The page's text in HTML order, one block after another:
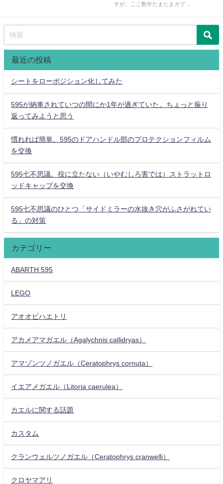
すが、ここ数年たまたまカブ...
最近の投稿
シートをローポジション化してみた
595が納車されていつの間にか1年が過ぎていた。ちょっと振り
返ってみようと思う
慣れれば簡単。595のドアハンドル部のプロテクションフィルム
を交換
595七不思議。役に立たない（いやむしろ害では）ストラットロ
ッドキャップを交換
595七不思議のひとつ「サイドミラーの水抜き穴がふさがれてい
る」の対策
カテゴリー
ABARTH 595
LEGO
アオオビハエトリ
アカメアマガエル（Agalychnis callidryas）
アマゾンツノガエル（Ceratophrys cornuta）
イエアメガエル（Litoria caerulea）
カエルに関する話題
カスタム
クランウェルツノガエル（Ceratophrys cranwelli）
クロヤマアリ